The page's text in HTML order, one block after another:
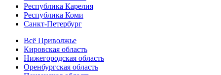
Республика Карелия
Республика Коми
Санкт-Петербург
Всё Приволжье
Кировская область
Нижегородская область
Оренбургская область